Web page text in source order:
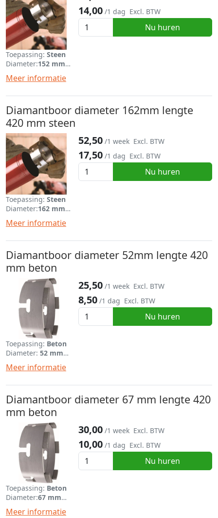
14,00 /1 dag Excl. BTW
Nu huren
Toepassing: Steen
Diameter:152 mm
Lengte:
320 mm
Meer informatie
Diamantboor diameter 162mm lengte
420 mm steen
17,50 /1 dag Excl. BTW
52,50 /1 week Excl. BTW
Nu huren
Toepassing: Steen
Diameter:162 mm
Meer informatie
Diamantboor diameter 52mm lengte 420
mm beton
8,50 /1 dag Excl. BTW
25,50 /1 week Excl. BTW
Nu huren
Toepassing: Beton
Diameter: 52 mm
Lengte:
420 mm
Meer informatie
Diamantboor diameter 67 mm lengte 420
mm beton
10,00 /1 dag Excl. BTW
30,00 /1 week Excl. BTW
Nu huren
Toepassing: Beton
Diameter:67 mm
Lengte:
420 mm
Meer informatie